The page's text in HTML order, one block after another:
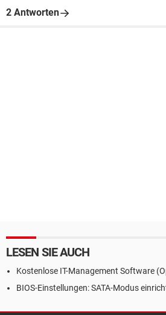
2 Antworten
LESEN SIE AUCH
Kostenlose IT-Management Software
BIOS-Einstellungen: SATA-Modus